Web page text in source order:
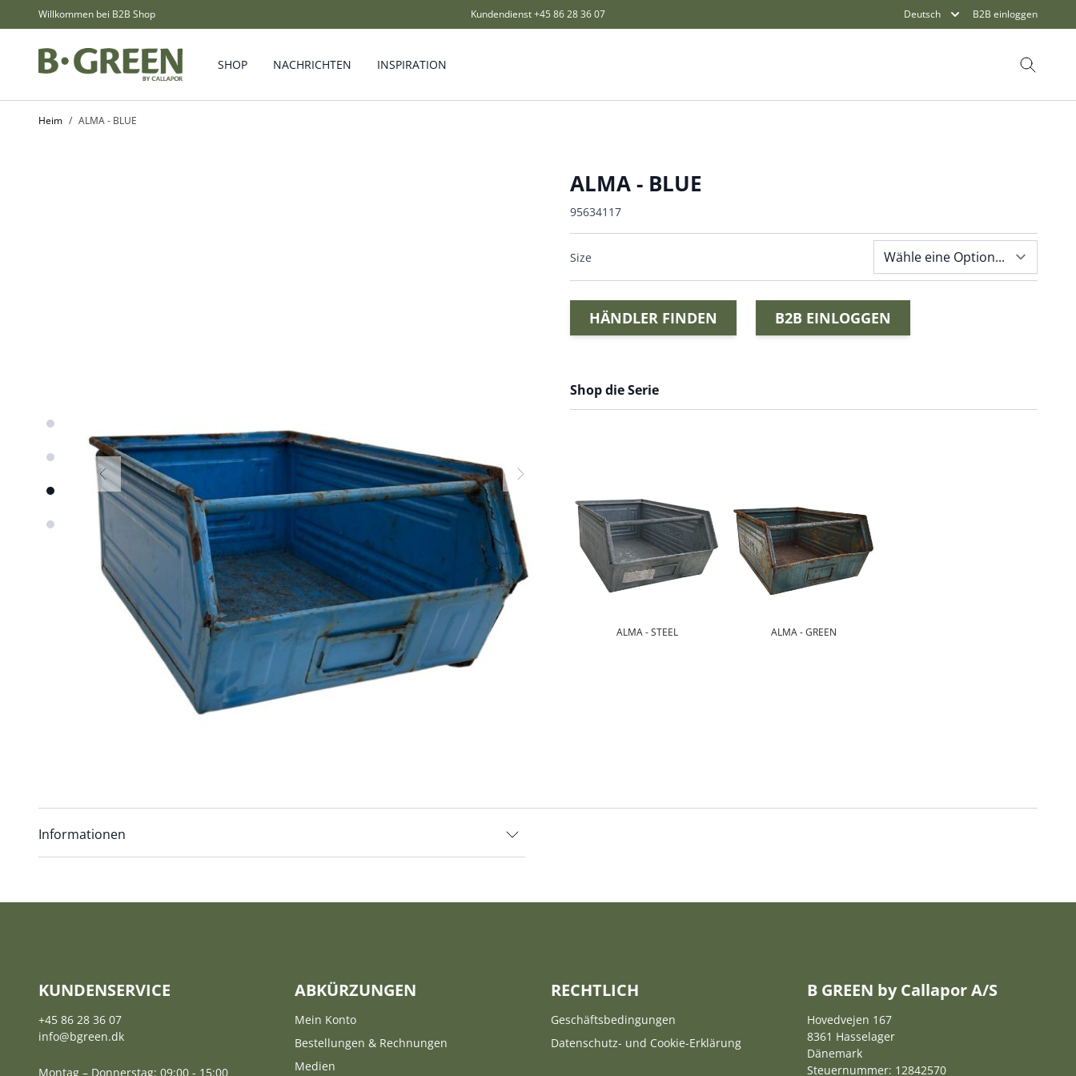
Zum Inhalt springen
Willkommen bei B2B Shop Kundendienst+45 86 28 36 07 Deutsch B2B einloggen
SHOP NACHRICHTEN INSPIRATION Suche
Heim / ALMA - BLUE
ALMA - BLUE
95634117
Size
HÄNDLER FINDEN B2B EINLOGGEN
Shop die Serie
ALMA - STEEL ALMA - GREEN
Informationen
KUNDENSERVICE
+45 86 28 36 07
info@bgreen.dk
Montag – Donnerstag: 09:00 - 15:00
ABKÜRZUNGEN
Mein Konto
Bestellungen & Rechnungen
Medien
RECHTLICH
Geschäftsbedingungen
Datenschutz- und Cookie-Erklärung
B GREEN by Callapor A/S
Hovedvejen 167
8361 Hasselager
Dänemark
Steuernummer: 12842570